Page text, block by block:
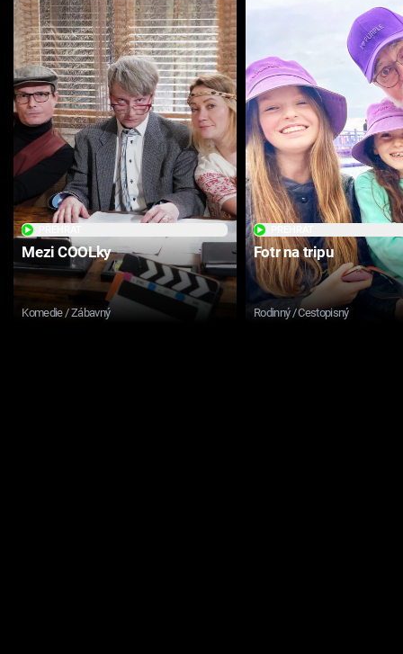
Mezi COOLky
Komedie / Zábavný
Fotr na tripu
Rodinný / Cestopisný